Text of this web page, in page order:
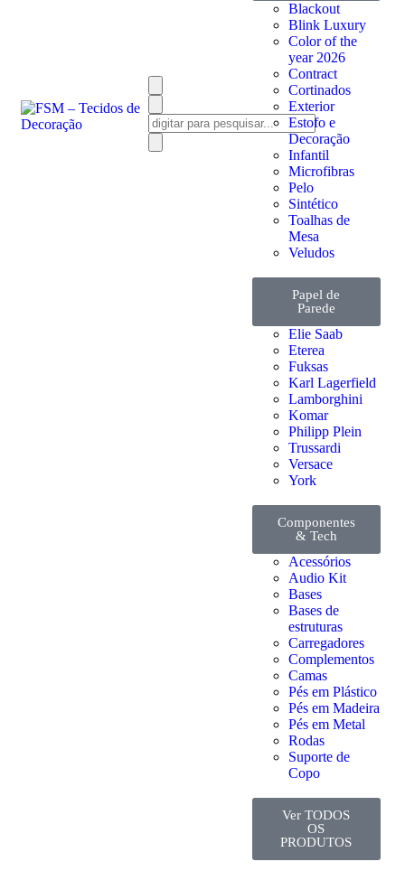
Blackout
Blink Luxury
Color of the
year 2026
Contract
Cortinados
Exterior
Estofo e
Decoração
Infantil
Microfibras
Pelo
Sintético
Toalhas de
Mesa
Veludos
Papel de
Parede
Elie Saab
Eterea
Fuksas
Karl Lagerfield
Lamborghini
Komar
Philipp Plein
Trussardi
Versace
York
Componentes
& Tech
Acessórios
Audio Kit
Bases
Bases de
estruturas
Carregadores
Complementos
Camas
Pés em Plástico
Pés em Madeira
Pés em Metal
Rodas
Suporte de
Copo
Ver TODOS
OS
PRODUTOS